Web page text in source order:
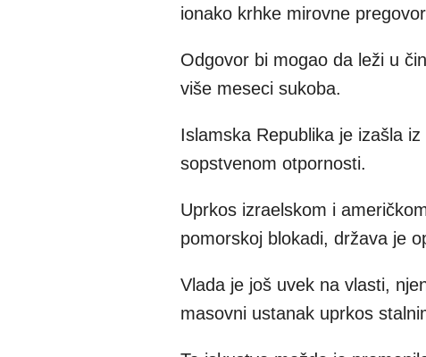
ionako krhke mirovne
Odgovor bi mogao da leži u
više meseci sukoba.
Islamska Republika je izašla
sopstvenom otpornosti.
Uprkos izraelskom i
pomorskoj blokadi, država je
Vlada je još uvek na vlasti,
masovni ustanak uprkos